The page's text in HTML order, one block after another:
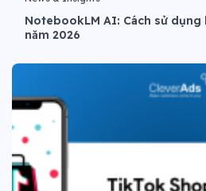
NotebookLM AI: Cách sử
năm 2026